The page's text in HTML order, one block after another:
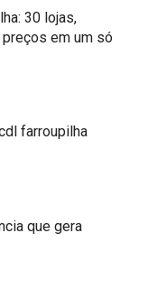
30 lojas,
em um só
farroupilha
que gera